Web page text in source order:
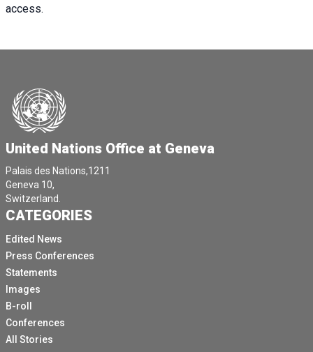
access.
United Nations Office at Geneva
Palais des Nations,1211
Geneva 10,
Switzerland.
CATEGORIES
Edited News
Press Conferences
Statements
Images
B-roll
Conferences
All Stories